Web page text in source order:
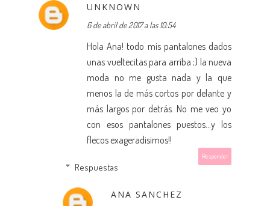
UNKNOWN
6 de abril de 2017 a las 10:54
Hola Ana! todo mis pantalones dados
unas vueltecitas para arriba ;) la nueva
moda no me gusta nada y la que
menos la de más cortos por delante y
más largos por detrás. No me veo yo
con esos pantalones puestos...y los
flecos exageradisimos!!
Responder
Respuestas
ANA SANCHEZ